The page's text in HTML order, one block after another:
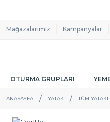
Mağazalarımız Kampanyalar
OTURMA GRUPLARI
ANASAYFA YATAK TÜM